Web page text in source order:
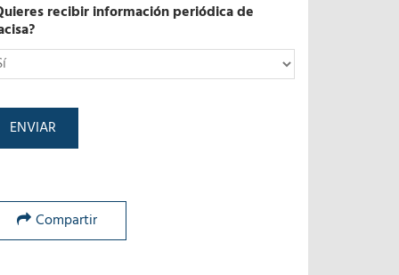
recibir información periódica de
Compartir